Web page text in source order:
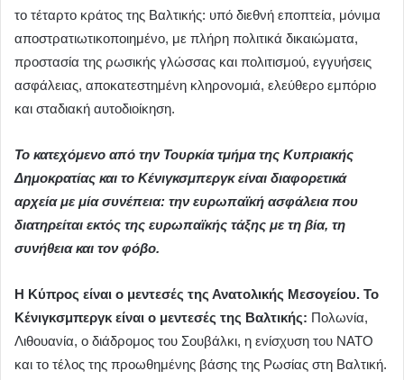
το τέταρτο κράτος της Βαλτικής: υπό διεθνή εποπτεία, μόνιμα
αποστρατιωτικοποιημένο, με πλήρη πολιτικά δικαιώματα,
προστασία της ρωσικής γλώσσας και πολιτισμού, εγγυήσεις
ασφάλειας, αποκατεστημένη κληρονομιά, ελεύθερο εμπόριο
και σταδιακή αυτοδιοίκηση.
Το κατεχόμενο από την Τουρκία τμήμα της Κυπριακής
Δημοκρατίας και το Κένιγκσμπεργκ είναι διαφορετικά
αρχεία με μία συνέπεια: την ευρωπαϊκή ασφάλεια που
διατηρείται εκτός της ευρωπαϊκής τάξης με τη βία, τη
συνήθεια και τον φόβο.
Η Κύπρος είναι ο μεντεσές της Ανατολικής Μεσογείου. Το
Κένιγκσμπεργκ είναι ο μεντεσές της Βαλτικής: Πολωνία,
Λιθουανία, ο διάδρομος του Σουβάλκι, η ενίσχυση του ΝΑΤΟ
και το τέλος της προωθημένης βάσης της Ρωσίας στη Βαλτική.